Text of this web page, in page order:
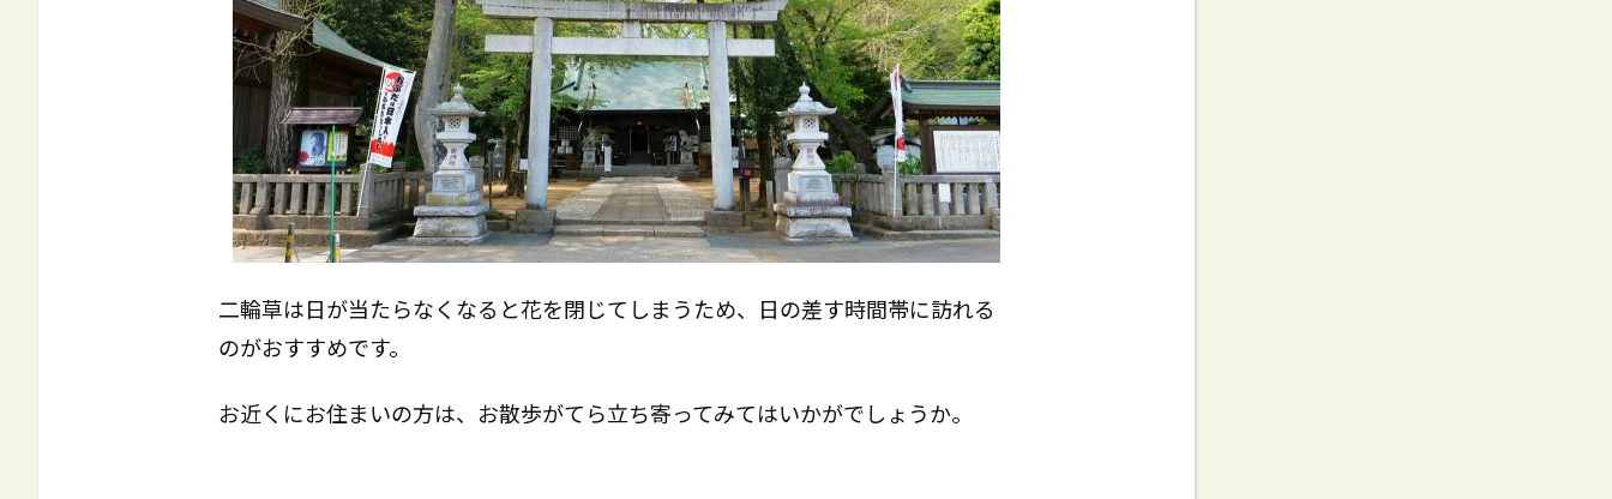
二輪草は日が当たらなくなると花を閉じてしまうため、日の差す時間帯に訪れる
のがおすすめです。
お近くにお住まいの方は、お散歩がてら立ち寄ってみてはいかがでしょうか。